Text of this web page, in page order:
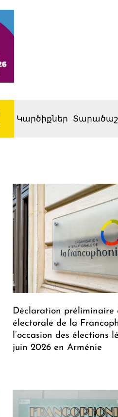
Կարծիքներ
Déclaration préliminaire
électorale de la
l’occasion des élections
juin 2026 en Arménie